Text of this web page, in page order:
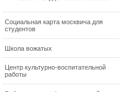
Социальная карта москвича для
студентов
Школа вожатых
Центр культурно-воспитательной
работы